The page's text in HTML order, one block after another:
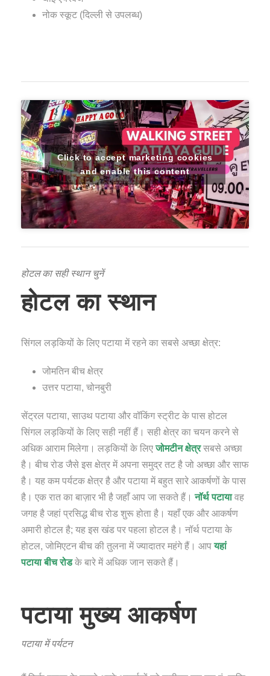
नोक स्कूट (दिल्ली से उपलब्ध)
Click to accept marketing cookies
and enable this content
होटल का सही स्थान चुनें
होटल का स्थान
सिंगल लड़कियों के लिए पटाया में रहने का सबसे अच्छा क्षेत्र:
जोमतिन बीच क्षेत्र
उत्तर पटाया, चोनबुरी
सेंट्रल पटाया, साउथ पटाया और वॉकिंग स्ट्रीट के पास होटल
सिंगल लड़कियों के लिए सही नहीं हैं। सही क्षेत्र का चयन करने से
अधिक आराम मिलेगा। लड़कियों के लिएजोमटीन क्षेत्रसबसे अच्छा
है। बीच रोड जैसे इस क्षेत्र में अपना समुद्र तट है जो अच्छा और साफ
है। यह कम पर्यटक क्षेत्र है और पटाया में बहुत सारे आकर्षणों के पास
है। एक रात का बाज़ार भी है जहाँ आप जा सकते हैं।नॉर्थ पटायावह
जगह है जहां प्रसिद्ध बीच रोड शुरू होता है। यहाँ एक और आकर्षण
अमारी होटल है; यह इस खंड पर पहला होटल है। नॉर्थ पटाया के
होटल, जोमिएटन बीच की तुलना में ज्यादातर महंगे हैं। आपयहां
पटाया बीच रोडके बारे में अधिक जान सकते हैं।
पटाया मुख्य आकर्षण
पटाया में पर्यटन